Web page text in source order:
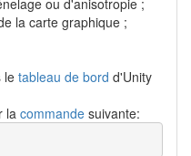
la carte graphique ;
le tableau de bord d'Unity
la commande suivante: